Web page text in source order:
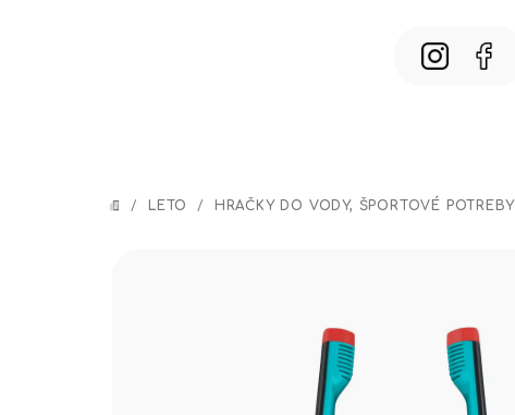
DOMOV
/ LETO / HRAČKY DO VODY, ŠPORTOVÉ POTREBY